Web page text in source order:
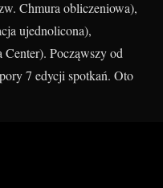
Chmura obliczeniowa),
ujednolicona),
Center). Począwszy od
7 edycji spotkań. Oto